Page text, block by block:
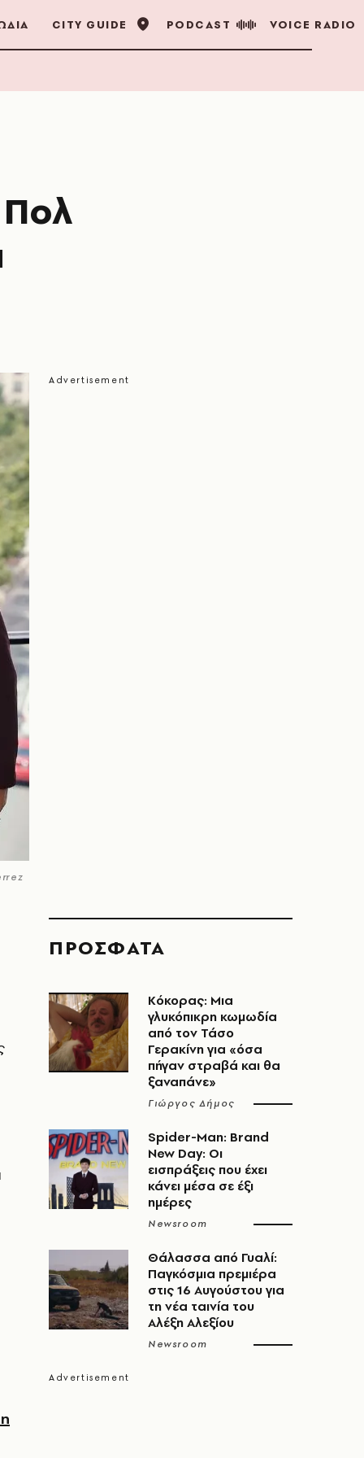
CITY GUIDE PODCAST VOICE RADIO
ΠΡΟΣΦΑΤΑ
Κόκορας: Μια
γλυκόπικρη κωμωδία
από τον Τάσο
Γερακίνη για «όσα
πήγαν στραβά και θα
ξαναπάνε»
Γιώργος Δήμος
Spider-Man: Brand
New Day: Οι
εισπράξεις που έχει
κάνει μέσα σε έξι
ημέρες
Newsroom
Θάλασσα από Γυαλί:
Παγκόσμια πρεμιέρα
στις 16 Αυγούστου για
τη νέα ταινία του
Αλέξη Αλεξίου
Newsroom